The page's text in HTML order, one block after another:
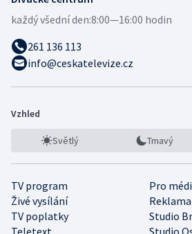
každý všední den:8:00—16:00 hodin
261 136 113
info@ceskatelevize.cz
Vzhled
Světlý Tmavý
TV program
Pro
Živé vysílání
Reklama
TV poplatky
Studio